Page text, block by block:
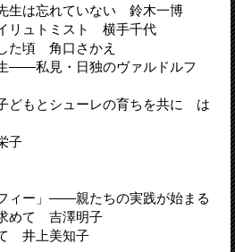
生は忘れていない 鈴木一博
リュトミスト 横手千代
た頃 角口さかえ
――私見・日独のヴァルドルフ
どもとシューレの育ちを共に は
子
ィー」――親たちの実践が始まる
めて 吉澤明子
井上美知子